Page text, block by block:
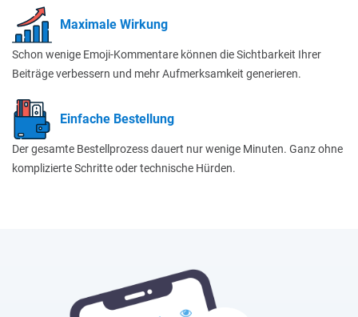
Maximale Wirkung
Schon wenige Emoji-Kommentare können die Sichtbarkeit Ihrer
Beiträge verbessern und mehr Aufmerksamkeit generieren.
Einfache Bestellung
Der gesamte Bestellprozess dauert nur wenige Minuten. Ganz ohne
komplizierte Schritte oder technische Hürden.